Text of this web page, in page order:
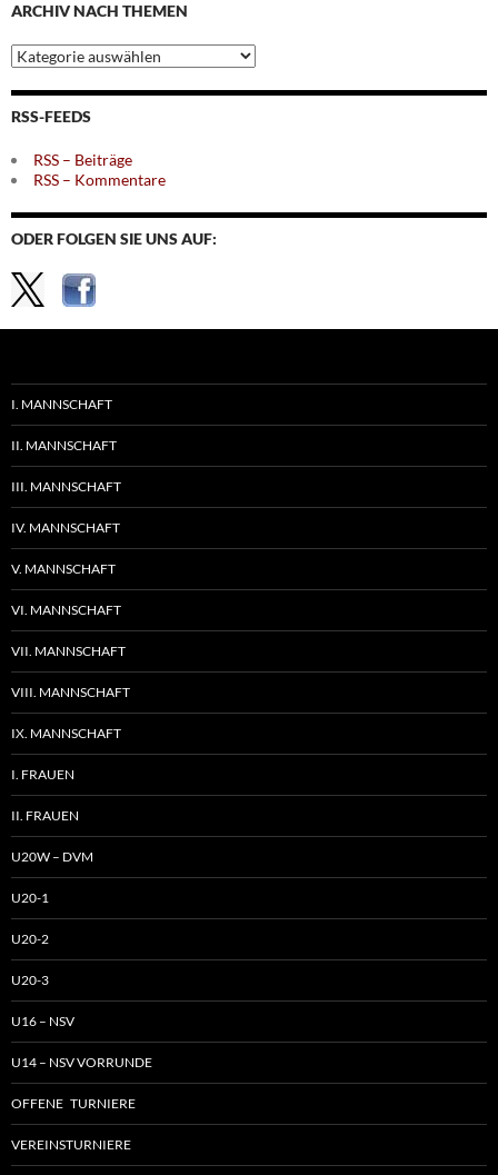
ARCHIV NACH THEMEN
Archiv
nach
Themen
RSS-FEEDS
RSS – Beiträge
RSS – Kommentare
ODER FOLGEN SIE UNS AUF:
I. MANNSCHAFT
II. MANNSCHAFT
III. MANNSCHAFT
IV. MANNSCHAFT
V. MANNSCHAFT
VI. MANNSCHAFT
VII. MANNSCHAFT
VIII. MANNSCHAFT
IX. MANNSCHAFT
I. FRAUEN
II. FRAUEN
U20W – DVM
U20-1
U20-2
U20-3
U16 – NSV
U14 – NSV VORRUNDE
OFFENE TURNIERE
VEREINSTURNIERE